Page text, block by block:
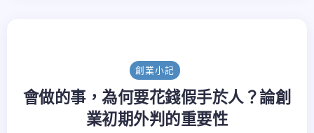
創業小記
會做的事，為何要花錢假手於人？論創
業初期外判的重要性